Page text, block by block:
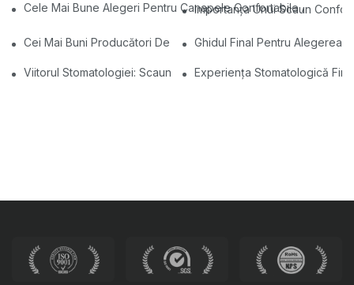
Cele Mai Bune Alegeri Pentru Canapele Confortabile Ale
Importanța Unui Scaun
Cei Mai Buni Producători De Scaune Stomatologice Din China:
Ghidul Final Pentru Alegerea
Viitorul Stomatologiei: Scaune Dentare Moderne Personalizate
Experiența Stomatologică